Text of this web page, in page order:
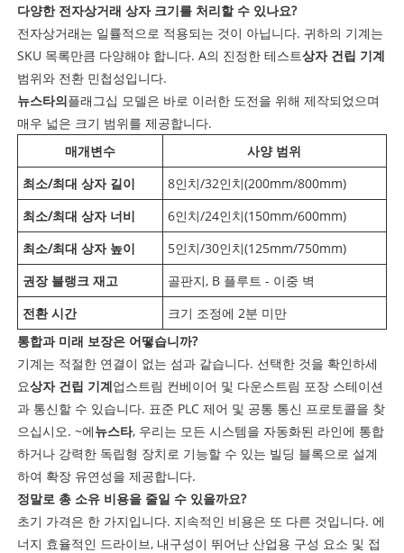
다양한 전자상거래 상자 크기를 처리할 수 있나요?
전자상거래는 일률적으로 적용되는 것이 아닙니다. 귀하의 기계는
SKU 목록만큼 다양해야 합니다. A의 진정한 테스트상자 건립 기계
범위와 전환 민첩성입니다.
뉴스타의플래그십 모델은 바로 이러한 도전을 위해 제작되었으며
매우 넓은 크기 범위를 제공합니다.
매개변수
사양 범위
최소/최대 상자 길이
8인치/32인치(200mm/800mm)
최소/최대 상자 너비
6인치/24인치(150mm/600mm)
최소/최대 상자 높이
5인치/30인치(125mm/750mm)
권장 블랭크 재고
골판지, B 플루트 - 이중 벽
전환 시간
크기 조정에 2분 미만
통합과 미래 보장은 어떻습니까?
기계는 적절한 연결이 없는 섬과 같습니다. 선택한 것을 확인하세
요상자 건립 기계업스트림 컨베이어 및 다운스트림 포장 스테이션
과 통신할 수 있습니다. 표준 PLC 제어 및 공통 통신 프로토콜을 찾
으십시오. ~에뉴스타, 우리는 모든 시스템을 자동화된 라인에 통합
하거나 강력한 독립형 장치로 기능할 수 있는 빌딩 블록으로 설계
하여 확장 유연성을 제공합니다.
정말로 총 소유 비용을 줄일 수 있을까요?
초기 가격은 한 가지입니다. 지속적인 비용은 또 다른 것입니다. 에
너지 효율적인 드라이브, 내구성이 뛰어난 산업용 구성 요소 및 접